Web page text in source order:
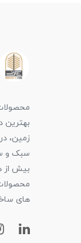
بهترین
زمین،
سبک و
بیش از
های